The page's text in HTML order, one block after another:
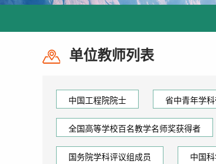
单位教师列表
中国工程院院士 省中青年学
全国高等学校百名教学名师奖获得者
国务院学科评议组成员 中国